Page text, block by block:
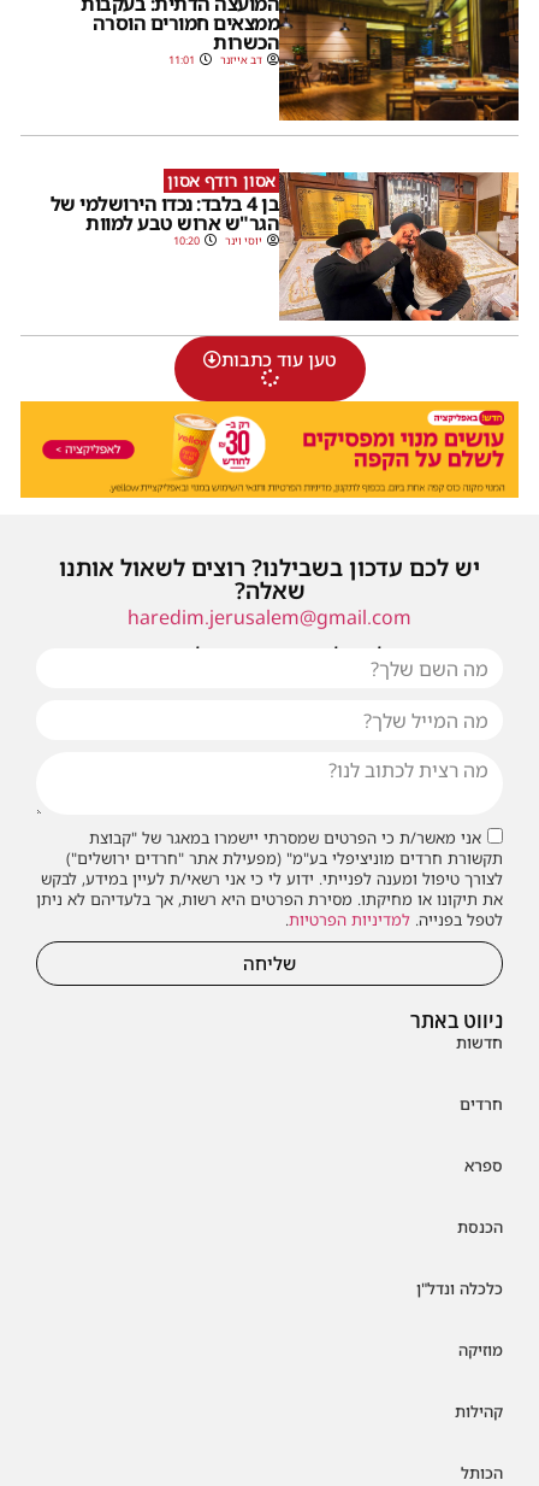
ממצאים חמורים הוסרה
הכשרות
דב אייזנר 11:01
אסון רודף אסון
בן 4 בלבד: נכדו הירושלמי של
הגר"ש ארוש טבע למוות
יוסי וינר 10:20
טען עוד כתבות
ניווט באתר
חדשות
חרדים
ספרא
הכנסת
כלכלה ונדל"ן
מוזיקה
קהילות
הכותל
יש לכם עדכון בשבילנו? רוצים לשאול אותנו
שאלה?
haredim.jerusalem@gmail.com
או שילחו אלינו פנייה ונחזור אליכם בהקדם
אני מאשר/ת כי הפרטים שמסרתי יישמרו במאגר של "קבוצת
תקשורת חרדים מוניציפלי בע"מ" (מפעילת אתר "חרדים ירושלים")
לצורך טיפול ומענה לפנייתי. ידוע לי כי אני רשאי/ת לעיין במידע, לבקש
את תיקונו או מחיקתו. מסירת הפרטים היא רשות, אך בלעדיהם לא ניתן
לטפל בפנייה. למדיניות הפרטיות.
שליחה